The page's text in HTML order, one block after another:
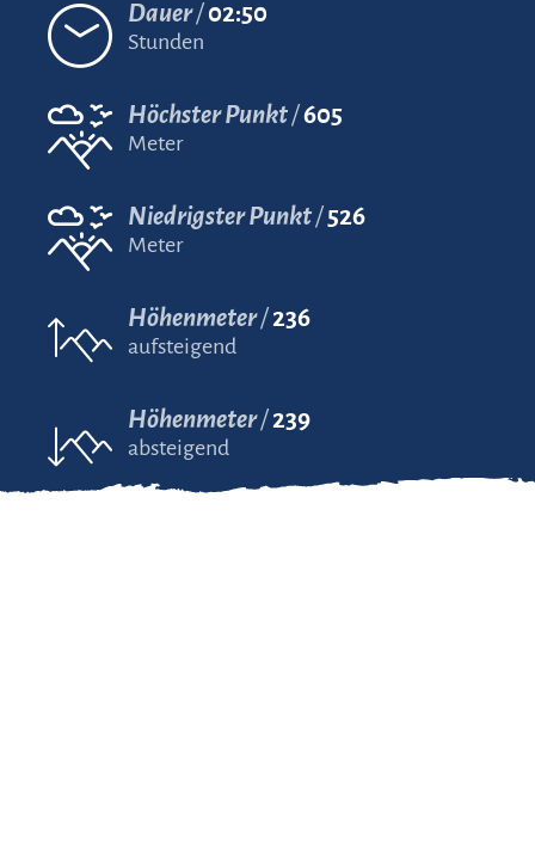
Dauer 02:50
Stunden
Höchster Punkt 605
Meter
Niedrigster Punkt 526
Meter
Höhenmeter 236
aufsteigend
Höhenmeter 239
absteigend